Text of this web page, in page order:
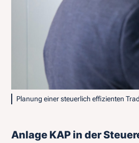
Planung einer steuerlich effizienten
Anlage KAP in der